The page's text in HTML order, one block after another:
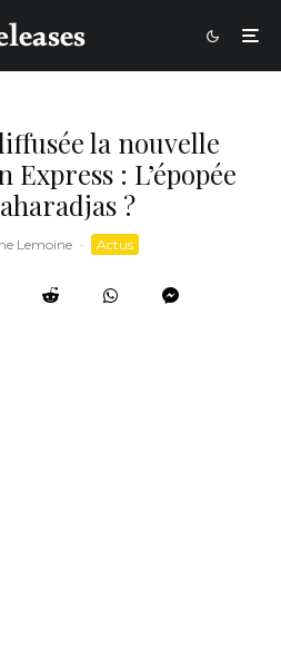
la nouvelle
Express : L’épopée
?
Lemoine · Actus